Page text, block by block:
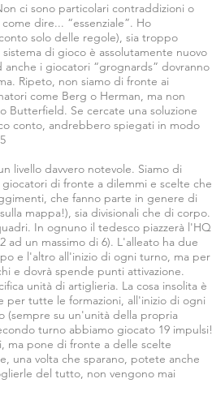
ci sono particolari contraddizioni o
dire... “essenziale”. Ho
solo delle regole), sia troppo
di gioco è assolutamente nuovo
i giocatori “grognards” dovranno
Ripeto, non siamo di fronte ai
come Berg o Herman, ma non
Butterfield. Se cercate una soluzione
conto, andrebbero spiegati in modo
livello davvero notevole. Siamo di
di fronte a dilemmi e scelte che
che fanno parte in genere di
mappa!), sia divisionali che di corpo.
In ognuno il tedesco piazzerà l'HQ
un massimo di 6). L'alleato ha due
e l'altro all'inizio di ogni turno, ma per
e dovrà spende punti attivazione.
unità di artiglieria. La cosa insolita è
per tutte le formazioni, all'inizio di ogni
(sempre su un'unità della propria
turno abbiamo giocato 19 impulsi!
ma pone di fronte a delle scelte
una volta che sparano, potete anche
del tutto, non vengono mai